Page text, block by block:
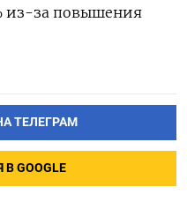
из-за повышения
ТЕЛЕГРАМ
GOOGLE